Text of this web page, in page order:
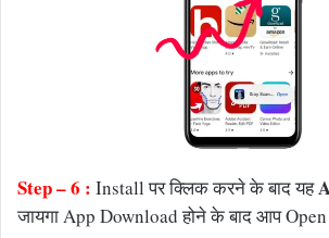
Step – 6 : Install पर क्लिक करने के बाद यह
जायगा App Download होने के बाद आप